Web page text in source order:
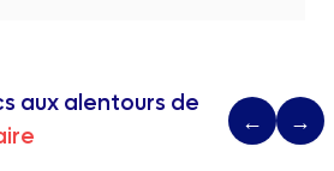
aux alentours de
← →